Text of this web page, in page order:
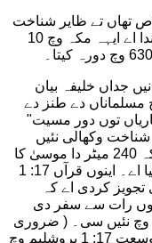
تھاں تے ظایر شناخت
وچ سی۔ ایداں مدینہ یا جارانہ قبضہ کہلاندا اے ایہہ مکہ وچ 10
جداں خلیفہ بیان
عمر نیں رپورٹ پیش کیتی 638 وچ مسلماناں دے طنز دے
توں دور مسیت"
وکھالی نئیں
دیندی۔ قرآن ایدی نقش و نگاری کردا اے کہ 240 میٹر دا موسیٰ کا
کپڑا چٹان دی گنبد دی اندرونی جانب لایا گیا اے۔ اینوں قرآں 17: 1
کردی اے کہ
نیں۔ کہ جدوں رات سے سفر دی
وچ نئیں سی۔ ( ضروری
طور تے قرآن دی نقش و نگاری دی پہلی وسعت 17: 1 یروشلیم وچ